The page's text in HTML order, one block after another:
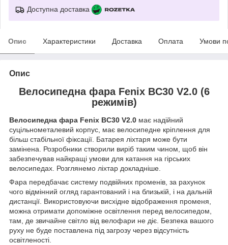
Доступна доставка
Опис Характеристики Доставка Оплата Умови
Опис
Велосипедна фара Fenix ​​BC30 V2.0 (6
режимів)
Велосипедна фара Fenix ​​BC30 V2.0 має надійний
суцільнометалевий корпус, має велосипедне кріплення для
більш стабільної фіксації. Батарея ліхтаря може бути
замінена. Розробники створили виріб таким чином, щоб він
забезпечував найкращі умови для катання на гірських
велосипедах. Розглянемо ліхтар докладніше.
Фара передбачає систему подвійних променів, за рахунок
чого відмінний огляд гарантований і на близькій, і на дальній
дистанції. Використовуючи висхідне відображення променя,
можна отримати допоміжне освітлення перед велосипедом,
там, де звичайне світло від велофари не діє. Безпека вашого
руху не буде поставлена ​​під загрозу через відсутність
освітленості.